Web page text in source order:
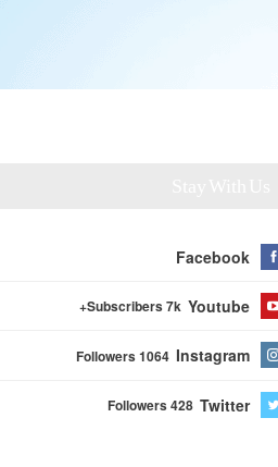
Facebook
Youtube
Subscribers 7k+
Instagram
Followers 1064
Twitter
Followers 428